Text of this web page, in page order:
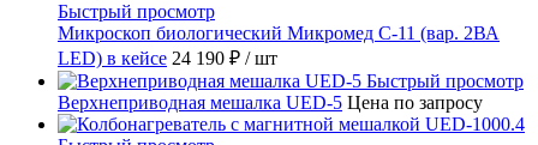
Быстрый просмотр
Микроскоп биологический Микромед С-11 (вар. 2ВА
LED) в кейсе 24 190 ₽ / шт
Быстрый просмотр
Верхнеприводная мешалка UED-5 Цена по запросу